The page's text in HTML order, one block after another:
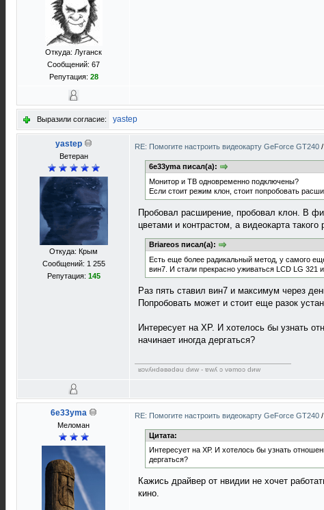
Откуда: Луганск
Сообщений: 67
Репутация: 28
Выразили согласие: yastep
yastep
Ветеран
Откуда: Крым
Сообщений: 1 255
Репутация: 145
RE: Помогите настроить видеокарту GeForce GT240 /
6e33yma писал(а):
Монитор и ТВ одновременно подключены?
Если стоит режим клон, стоит попробовать
Пробовал расширение, пробовал клон. В
цветами и контрастом, а видеокарта такого
Briareos писал(а):
Есть еще более радикальный метод, у самого
вин7. И стали прекрасно уживаться LCD LG 321
Раз пять ставил вин7 и максимум через
Попробовать может и стоит еще разок
Интересует на ХР. И хотелось бы узнать
начинает иногда дергаться?
ʁɔvʎнdǝвǝdǝu dиw - ɐwʎ ɔ vǝmоɔ dиw
6e33yma
Меломан
RE: Помогите настроить видеокарту GeForce GT240 /
Цитата:
Интересует на ХР. И хотелось бы узнать
дергаться?
Кажись драйвер от нвидии не хочет
кино.